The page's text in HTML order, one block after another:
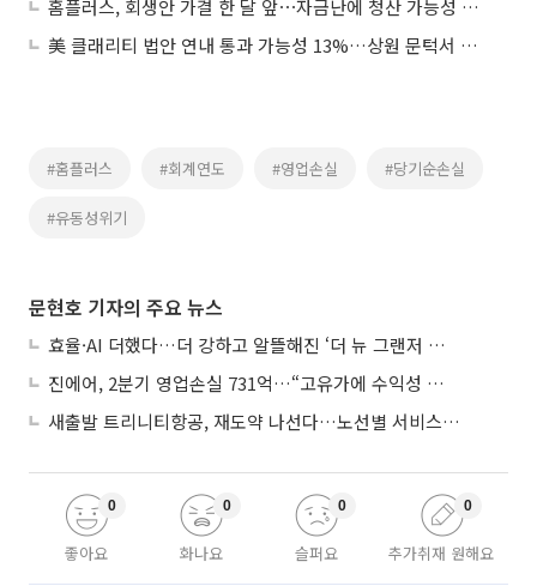
홈플러스, 회생안 가결 한 달 앞⋯자금난에 청산 가능성 고조
美 클래리티 법안 연내 통과 가능성 13%…상원 문턱서 제동
#홈플러스 #회계연도 #영업손실 #당기순손실
#유동성위기
문현호 기자의 주요 뉴스
효율·AI 더했다…더 강하고 알뜰해진 ‘더 뉴 그랜저 하이브리드’
진에어, 2분기 영업손실 731억…“고유가에 수익성 악화”
새출발 트리니티항공, 재도약 나선다…노선별 서비스 차별화
좋아요
0
화나요
0
슬퍼요
0
추가취재 원해요
0